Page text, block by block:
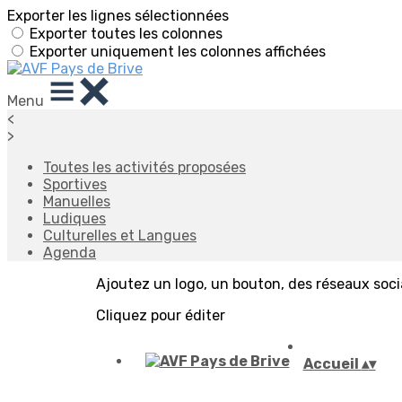
Exporter les lignes sélectionnées
Exporter toutes les colonnes
Exporter uniquement les colonnes affichées
Menu
<
>
Toutes les activités proposées
Sportives
Manuelles
Ludiques
Culturelles et Langues
Agenda
Ajoutez un logo, un bouton, des réseaux
Cliquez pour éditer
Accueil ▴▾